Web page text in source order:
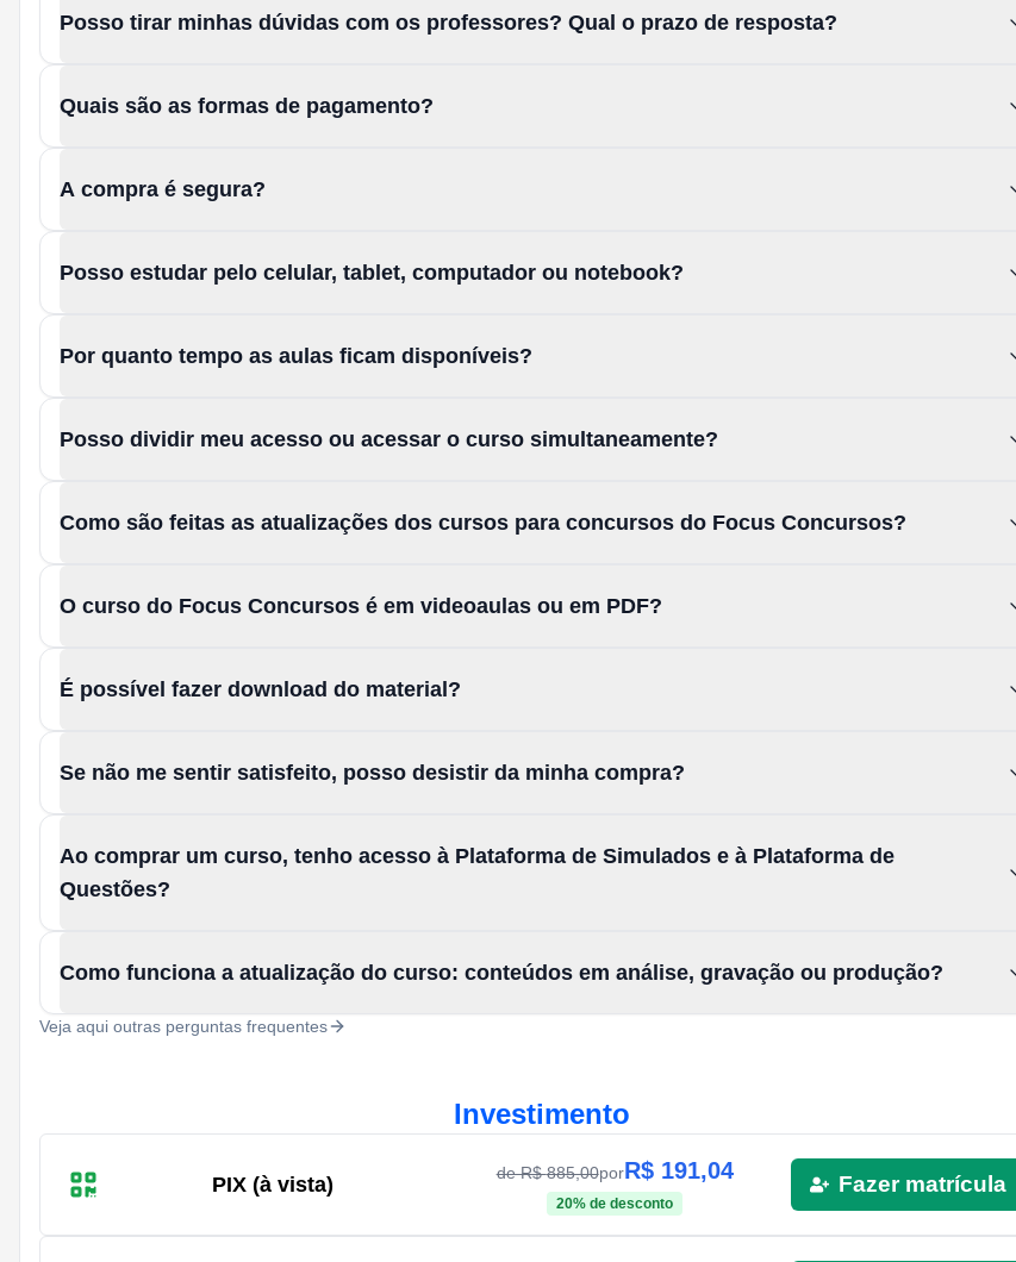
Posso tirar minhas dúvidas com os professores? Qual o prazo de resposta?
Quais são as formas de pagamento?
A compra é segura?
Posso estudar pelo celular, tablet, computador ou notebook?
Por quanto tempo as aulas ficam disponíveis?
Posso dividir meu acesso ou acessar o curso simultaneamente?
Como são feitas as atualizações dos cursos para concursos do Focus Concursos?
O curso do Focus Concursos é em videoaulas ou em PDF?
É possível fazer download do material?
Se não me sentir satisfeito, posso desistir da minha compra?
Ao comprar um curso, tenho acesso à Plataforma de Simulados e à Plataforma de
Questões?
Como funciona a atualização do curso: conteúdos em análise, gravação ou produção?
Veja aqui outras perguntas frequentes
Investimento
PIX (à vista) de R$885,00porR$ 191,04
20% de desconto
Fazer matrícula